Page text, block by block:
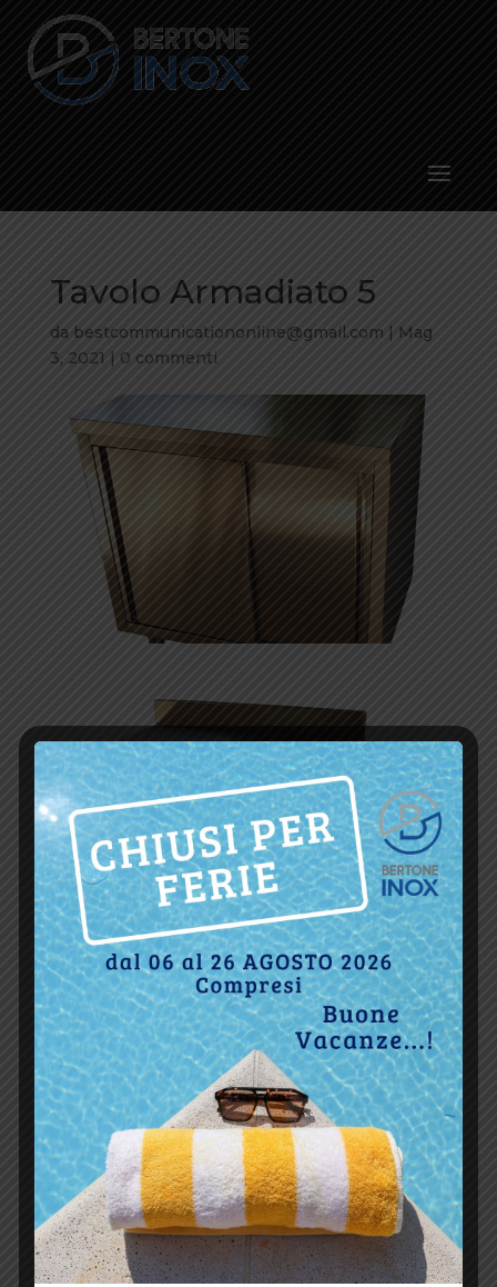
Tavolo Armadiato 5
da bestcommunicationonline@gmail.com | Mag
3, 2021 | 0 commenti
Invia commento
Il tuo indirizzo email non sarà pubblicato. I campi
obbligatori sono contrassegnati*